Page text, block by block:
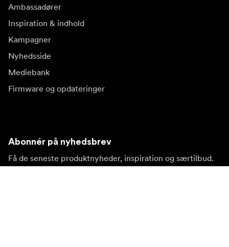
Ambassadører
Inspiration & indhold
Kampagner
Nyhedsside
Mediebank
Firmware og opdateringer
Abonnér på nyhedsbrev
Få de seneste produktnyheder, inspiration og særtilbud.